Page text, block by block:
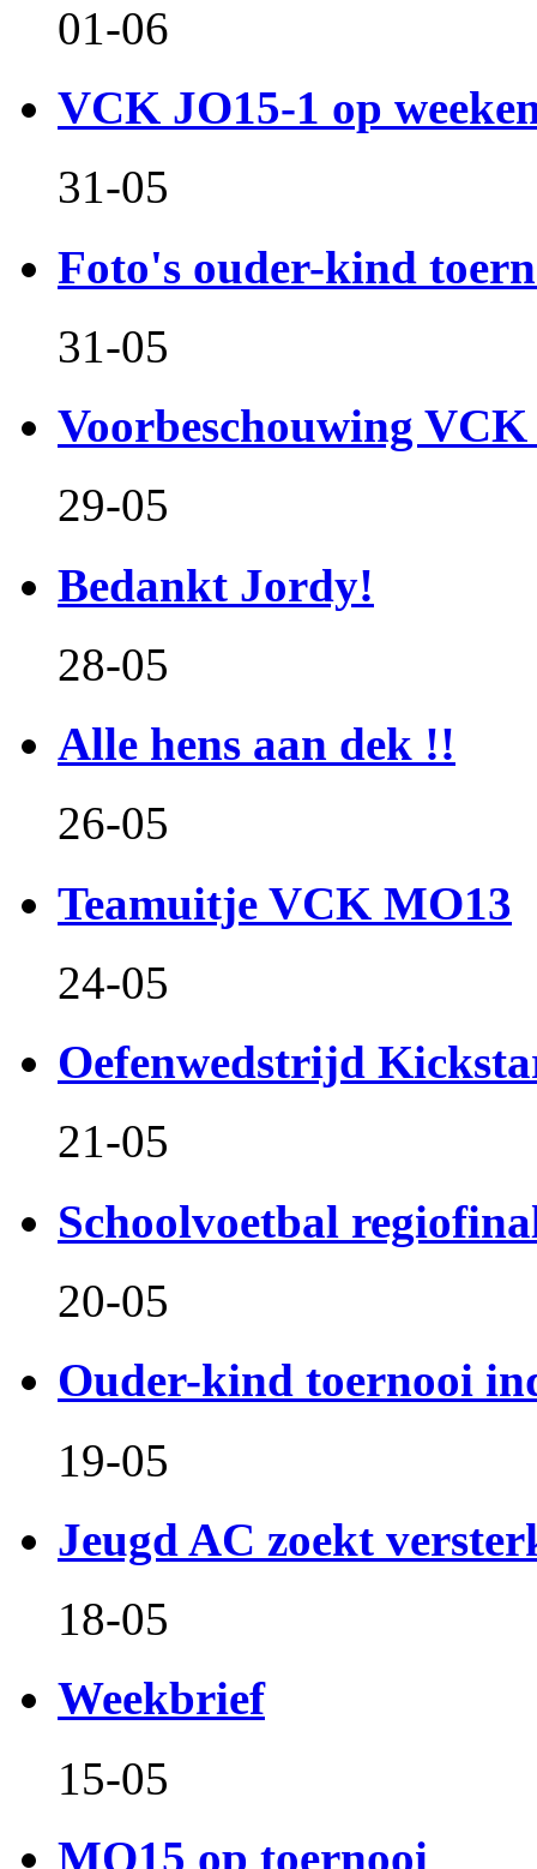
01-06
VCK JO15-1 op
31-05
Foto's ouder-kind
31-05
Voorbeschouwing VCK
29-05
Bedankt Jordy!
28-05
Alle hens aan dek !!
26-05
Teamuitje VCK MO13
24-05
Oefenwedstrijd
21-05
Schoolvoetbal
20-05
Ouder-kind toernooi
19-05
Jeugd AC zoekt
18-05
Weekbrief
15-05
MO15 op toernooi